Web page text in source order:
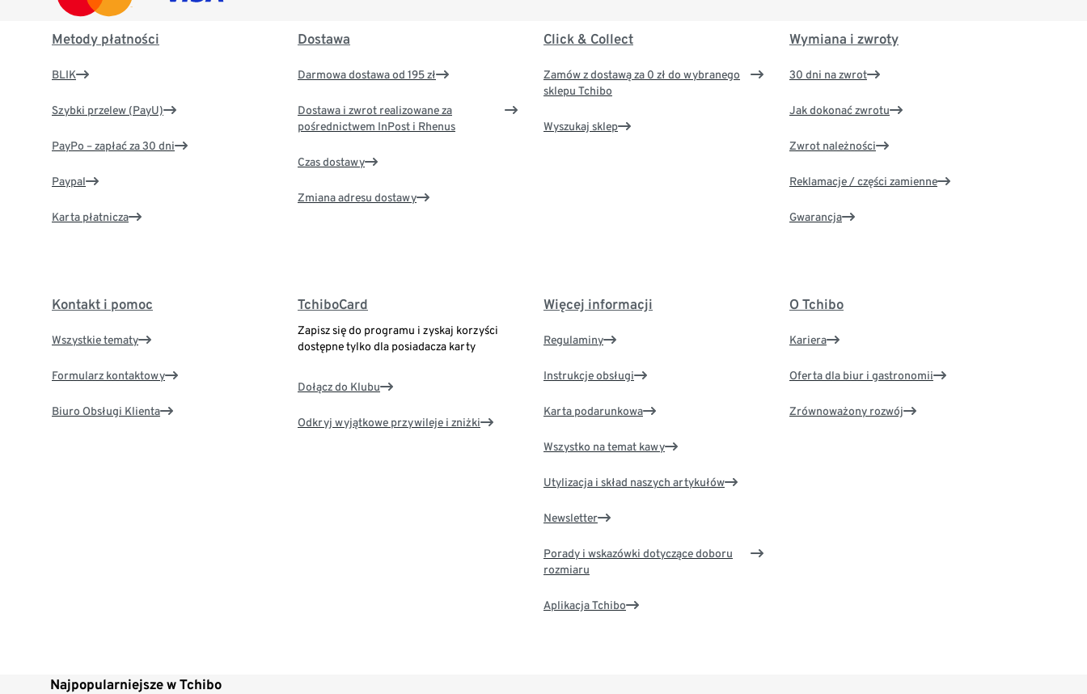
Metody płatności
BLIK
Szybki przelew (PayU)
PayPo – zapłać za 30 dni
Paypal
Karta płatnicza
Dostawa
Darmowa dostawa od 195 zł
Dostawa i zwrot realizowane za
pośrednictwem InPost i Rhenus
Czas dostawy
Zmiana adresu dostawy
Click & Collect
Zamów z dostawą za 0 zł do wybranego
sklepu Tchibo
Wyszukaj sklep
Wymiana i zwroty
30 dni na zwrot
Jak dokonać zwrotu
Zwrot należności
Reklamacje / części zamienne
Gwarancja
Kontakt i pomoc
Wszystkie tematy
Formularz kontaktowy
Biuro Obsługi Klienta
TchiboCard
Zapisz się do programu i zyskaj korzyści
dostępne tylko dla posiadacza karty
Dołącz do Klubu
Odkryj wyjątkowe przywileje i zniżki
Więcej informacji
Regulaminy
Instrukcje obsługi
Karta podarunkowa
Wszystko na temat kawy
Utylizacja i skład naszych artykułów
Newsletter
Porady i wskazówki dotyczące doboru
rozmiaru
Aplikacja Tchibo
O Tchibo
Kariera
Oferta dla biur i gastronomii
Zrównoważony rozwój
Najpopularniejsze w Tchibo